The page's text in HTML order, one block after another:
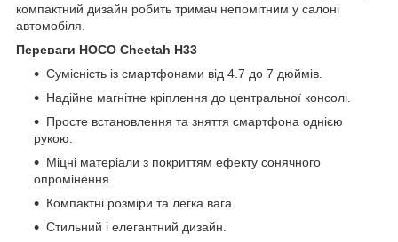
компактний дизайн робить тримач непомітним у салоні
автомобіля.
Переваги HOCO Cheetah H33
Сумісність із смартфонами від 4.7 до 7 дюймів.
Надійне магнітне кріплення до центральної консолі.
Просте встановлення та зняття смартфона однією
рукою.
Міцні матеріали з покриттям ефекту сонячного
опромінення.
Компактні розміри та легка вага.
Стильний і елегантний дизайн.